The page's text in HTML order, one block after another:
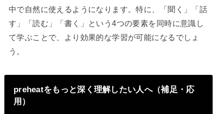
中で自然に使えるようになります。特に、「聞く」「話
す」「読む」「書く」という4つの要素を同時に意識し
て学ぶことで、より効果的な学習が可能になるでしょ
う。
preheatをもっと深く理解したい人へ（補足・応
用）